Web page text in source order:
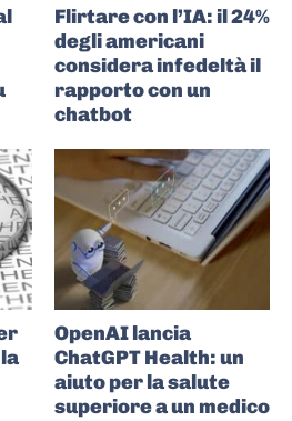
Flirtare con l’IA: il 24%
degli americani
considera infedeltà il
rapporto con un
chatbot
OpenAI lancia
ChatGPT Health: un
aiuto per la salute
superiore a un medico